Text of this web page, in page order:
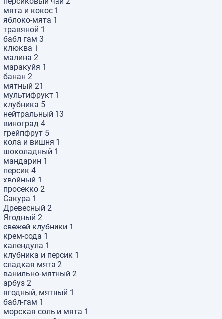
мята и кокос 1
яблоко-мята 1
травяной 1
бабл гам 3
клюква 1
малина 2
маракуйя 1
банан 2
мятный 21
мультифрукт 1
клубника 5
нейтральный 13
виноград 4
грейпфрут 5
кола и вишня 1
шоколадный 1
мандарин 1
персик 4
хвойный 1
просекко 2
Сакура 1
Древесный 2
Ягодный 2
свежей клубники 1
крем-сода 1
календула 1
клубника и персик 1
сладкая мята 2
ванильно-мятный 2
арбуз 2
ягодный, мятный 1
бабл-гам 1
морская соль и мята 1